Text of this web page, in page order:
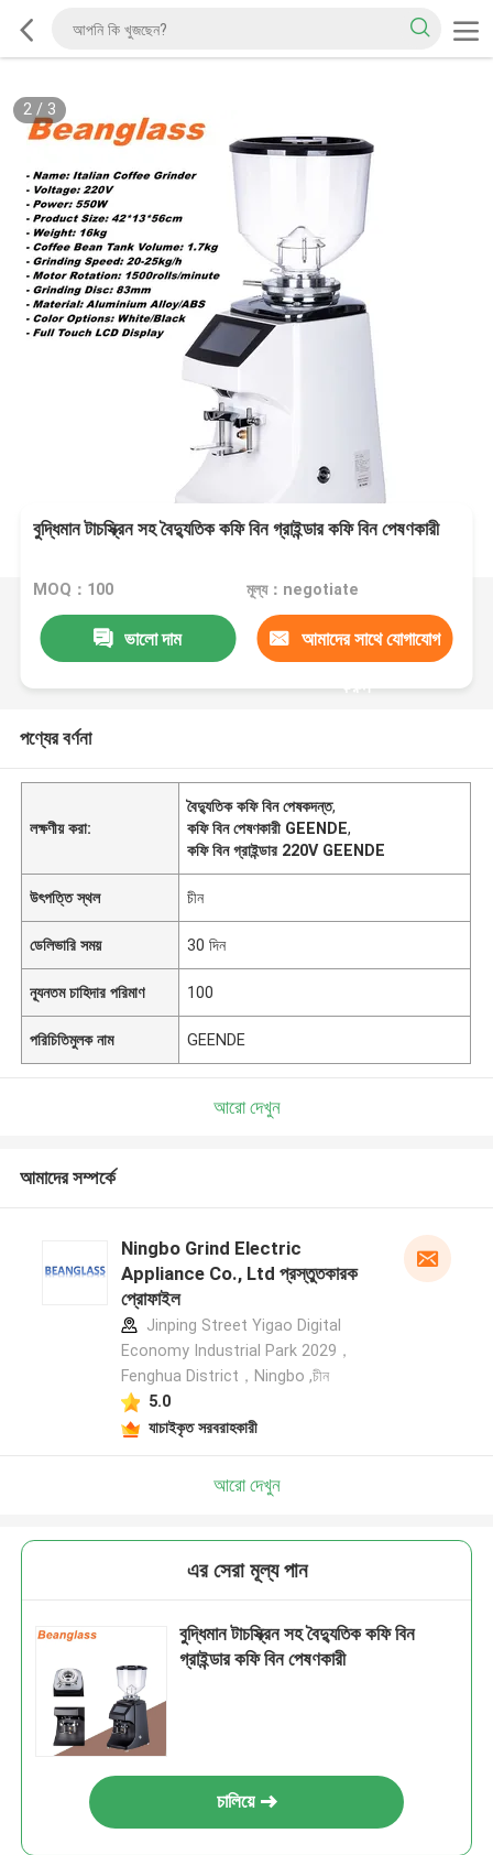
2/ 3
বুদ্ধিমান টাচস্ক্রিন সহ বৈদ্যুতিক কফি বিন গ্রাইন্ডার কফি বিন পেষণকারী
MOQ：100 মূল্য：negotiate
ভালো দাম আমাদের সাথে যোগাযোগ
করুন
পণ্যের বর্ণনা
লক্ষণীয় করা:
বৈদ্যুতিক কফি বিন পেষকদন্ত,
কফি বিন পেষণকারী GEENDE,
কফি বিন গ্রাইন্ডার 220V GEENDE
উৎপত্তি স্থল চীন
ডেলিভারি সময় 30 দিন
ন্যূনতম চাহিদার পরিমাণ 100
পরিচিতিমুলক নাম GEENDE
আরো দেখুন
আমাদের সম্পর্কে
Ningbo Grind Electric
Appliance Co., Ltd প্রস্তুতকারক
প্রোফাইল
Jinping Street Yigao Digital
Economy Industrial Park 2029，
Fenghua District，Ningbo ,চীন
5.0
যাচাইকৃত সরবরাহকারী
আরো দেখুন
এর সেরা মূল্য পান
বুদ্ধিমান টাচস্ক্রিন সহ বৈদ্যুতিক কফি বিন
গ্রাইন্ডার কফি বিন পেষণকারী
চালিয়ে